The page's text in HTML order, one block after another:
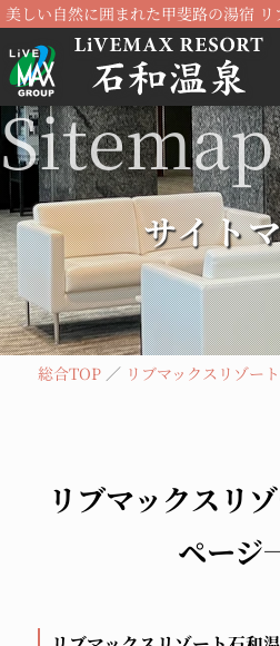
美しい自然に囲まれた甲斐路の湯宿
サイト
総合TOP リブマックスリゾー
リブマックスリ
ページ